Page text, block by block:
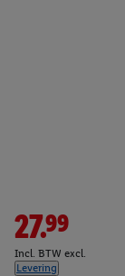
27.99
Incl. BTW excl.
Levering